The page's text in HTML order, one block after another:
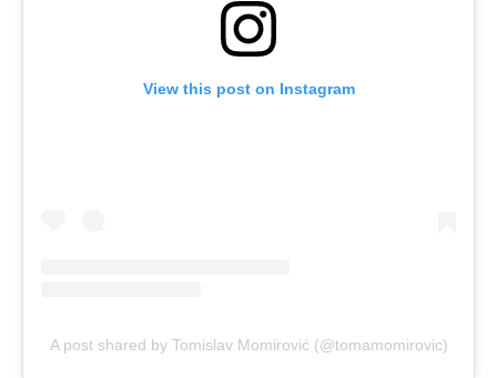
View this post on Instagram
A post shared by Tomislav Momirović (@tomamomirovic)